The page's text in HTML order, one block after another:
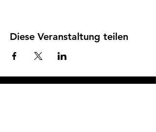
Diese Veranstaltung teilen